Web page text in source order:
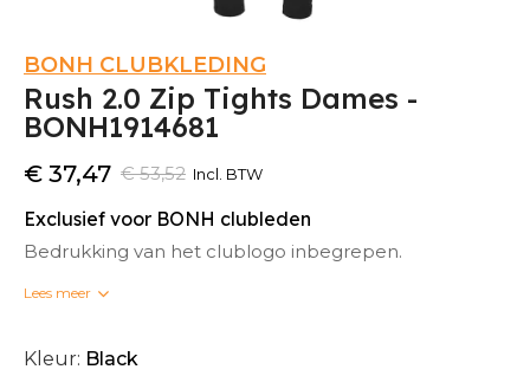
BONH CLUBKLEDING
Rush 2.0 Zip Tights Dames -
BONH1914681
€ 53,52
€ 37,47 Incl. BTW
Exclusief voor BONH clubleden
Bedrukking van het clublogo inbegrepen.
Bedrukte clubkleding kan niet omgeruild worden.
Lees meer
Kleur: Black